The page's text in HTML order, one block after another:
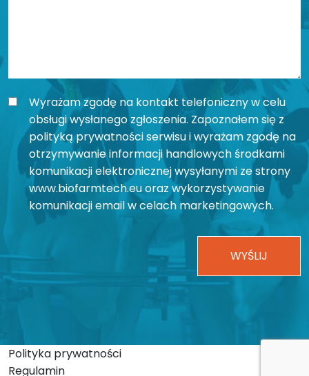
Wyrażam zgodę na kontakt telefoniczny w celu
obsługi wysłanego zgłoszenia. Zapoznałem się z
polityką prywatności serwisu i wyrażam zgodę na
otrzymywanie informacji handlowych środkami
komunikacji elektronicznej wysyłanymi ze strony
www.biofarmtech.eu oraz wykorzystywanie
komunikacji email w celach marketingowych.
Polityka prywatności
Regulamin